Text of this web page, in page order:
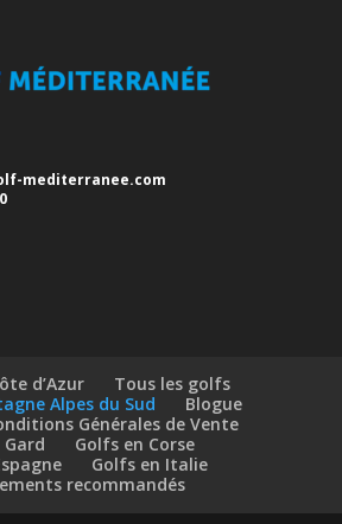
mediterranee.com
d’Azur
Tous les golfs
Alpes du Sud
Blogue
Générales de Vente
Golfs en Corse
Golfs en Italie
recommandés